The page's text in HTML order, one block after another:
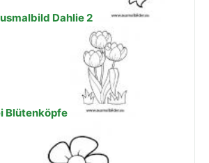
Dahlie 2
Blütenköpfe